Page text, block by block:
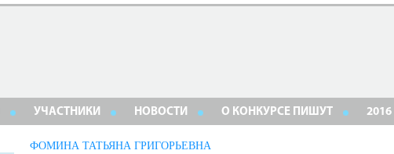
УЧАСТНИКИ НОВОСТИ О КОНКУРСЕ ПИШУТ 2016
ФОМИНА ТАТЬЯНА ГРИГОРЬЕВНА